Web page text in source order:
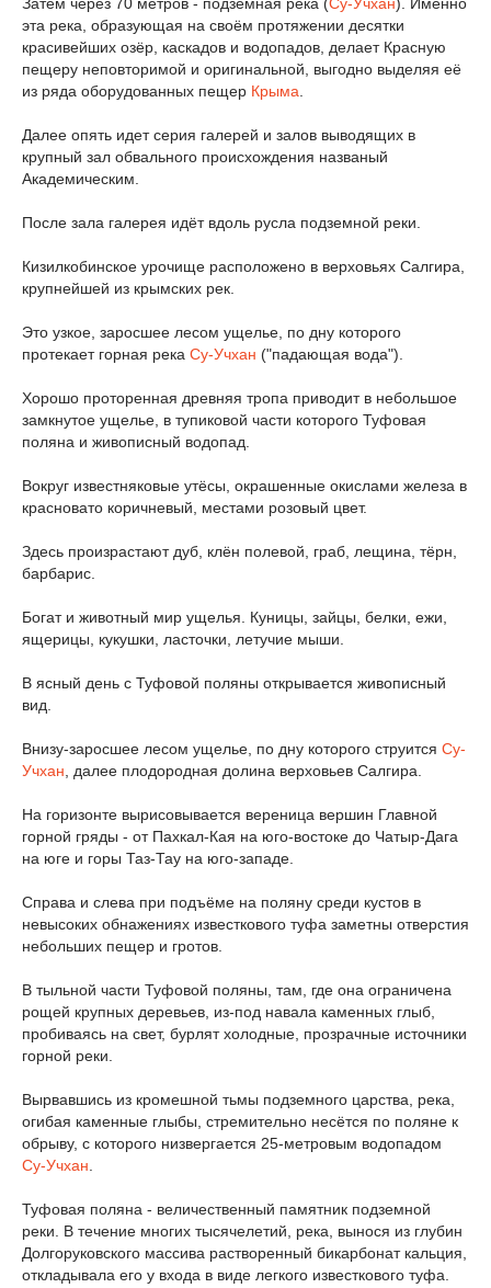
эта река, образующая на своём протяжении десятки
красивейших озёр, каскадов и водопадов, делает Красную
пещеру неповторимой и оригинальной, выгодно выделяя её
из ряда оборудованных пещер Крыма
Далее опять идет серия галерей и залов выводящих в
крупный зал обвального происхождения названый
Академическим.
После зала галерея идёт вдоль русла подземной реки.
Кизилкобинское урочище расположено в верховьях Салгира,
крупнейшей из крымских рек.
Это узкое, заросшее лесом ущелье, по дну которого
протекает горная река Су-Учхан ("падающая вода").
Хорошо проторенная древняя тропа приводит в небольшое
замкнутое ущелье, в тупиковой части которого Туфовая
поляна и живописный водопад.
Вокруг известняковые утёсы, окрашенные окислами железа в
красновато коричневый, местами розовый цвет.
Здесь произрастают дуб, клён полевой, граб, лещина, тёрн,
барбарис.
Богат и животный мир ущелья. Куницы, зайцы, белки, ежи,
ящерицы, кукушки, ласточки, летучие мыши.
В ясный день с Туфовой поляны открывается живописный
вид.
Внизу-заросшее лесом ущелье, по дну которого струится Су-
Учхан , далее плодородная долина верховьев Салгира.
На горизонте вырисовывается вереница вершин Главной
горной гряды - от Пахкал-Кая на юго-востоке до Чатыр-Дага
на юге и горы Таз-Тау на юго-западе.
Справа и слева при подъёме на поляну среди кустов в
невысоких обнажениях известкового туфа заметны отверстия
небольших пещер и гротов.
В тыльной части Туфовой поляны, там, где она ограничена
рощей крупных деревьев, из-под навала каменных глыб,
пробиваясь на свет, бурлят холодные, прозрачные источники
горной реки.
Вырвавшись из кромешной тьмы подземного царства, река,
огибая каменные глыбы, стремительно несётся по поляне к
обрыву, с которого низвергается 25-метровым водопадом
Су-Учхан
Туфовая поляна - величественный памятник подземной
реки. В течение многих тысячелетий, река, вынося из глубин
Долгоруковского массива растворенный бикарбонат кальция,
откладывала его у входа в виде легкого известкового туфа.